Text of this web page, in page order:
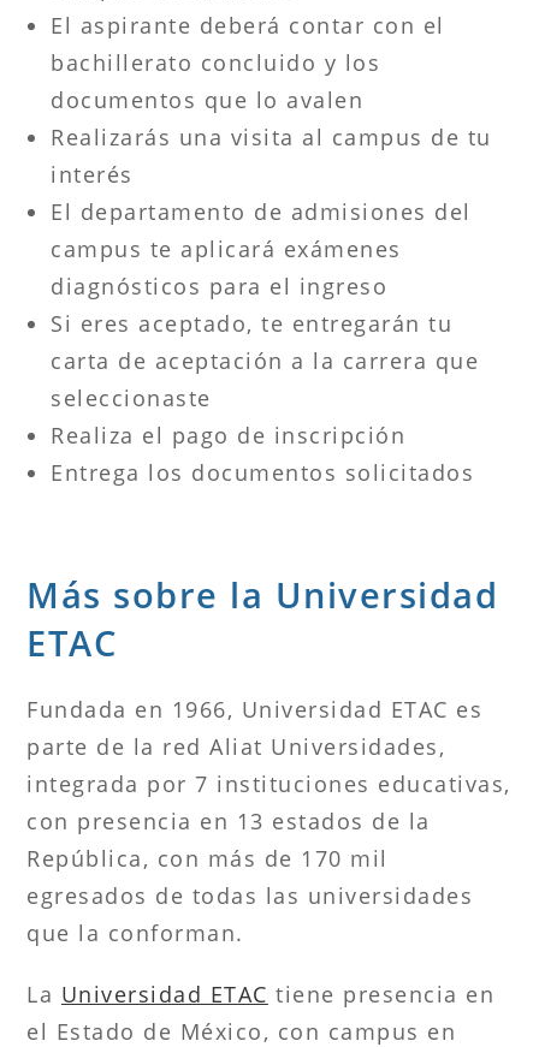
El aspirante deberá contar con el
bachillerato concluido y los
documentos que lo avalen
Realizarás una visita al campus de tu
interés
El departamento de admisiones del
campus te aplicará exámenes
diagnósticos para el ingreso
Si eres aceptado, te entregarán tu
carta de aceptación a la carrera que
seleccionaste
Realiza el pago de inscripción
Entrega los documentos solicitados
Más sobre la Universidad
ETAC
Fundada en 1966, Universidad ETAC es
parte de la red Aliat Universidades,
integrada por 7 instituciones educativas,
con presencia en 13 estados de la
República, con más de 170 mil
egresados de todas las universidades
que la conforman.
La Universidad ETAC tiene presencia en
el Estado de México, con campus en